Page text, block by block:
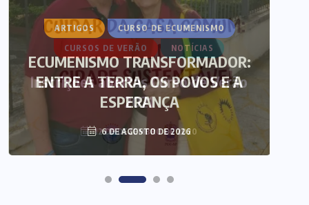
ARTIGOS CURSO DE ECUMENISMO
ECUMENISMO TRANSFORMADOR:
ENTRE A TERRA, OS POVOS E A
ESPERANÇA
6 DE AGOSTO DE 2026